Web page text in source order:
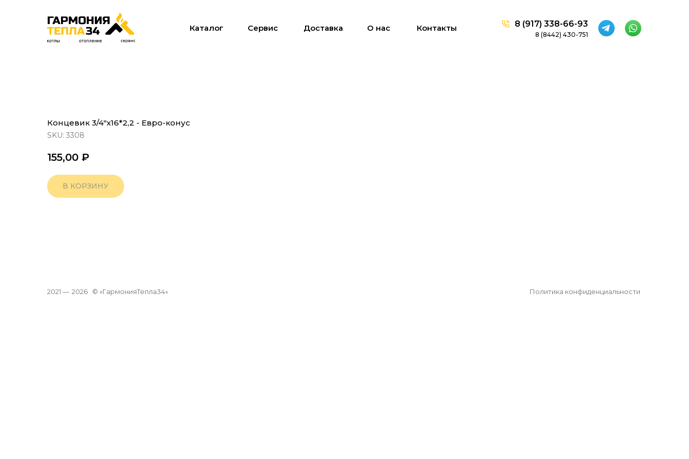
8 (8442) 430-751
8 (917) 338-66-93
Сервис Доставка О нас Контакты
Каталог
Концевик 3/4"x16*2,2 - Евро-конус
SKU: 3308
155,00 ₽
В КОРЗИНУ
Политика конфиденциальности
© «ГармонияТепла34»
2026
2021 —